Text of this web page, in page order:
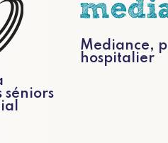
séniors
Mediance,
hospitalier